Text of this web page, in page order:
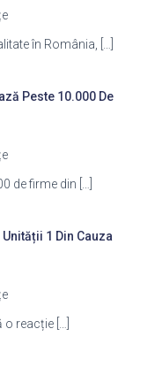
în România,
Peste 10.000 De
de firme din
1 Din Cauza
o reacție